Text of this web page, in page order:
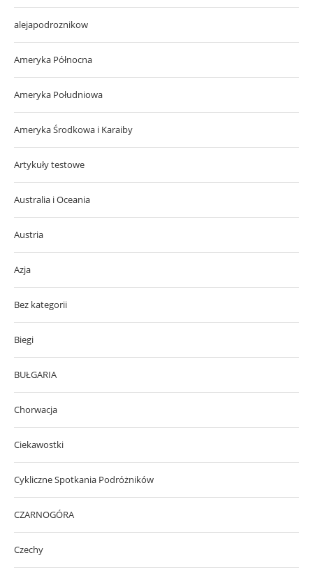
alejapodroznikow
Ameryka Północna
Ameryka Południowa
Ameryka Środkowa i Karaiby
Artykuły testowe
Australia i Oceania
Austria
Azja
Bez kategorii
Biegi
BUŁGARIA
Chorwacja
Ciekawostki
Cykliczne Spotkania Podróżników
CZARNOGÓRA
Czechy